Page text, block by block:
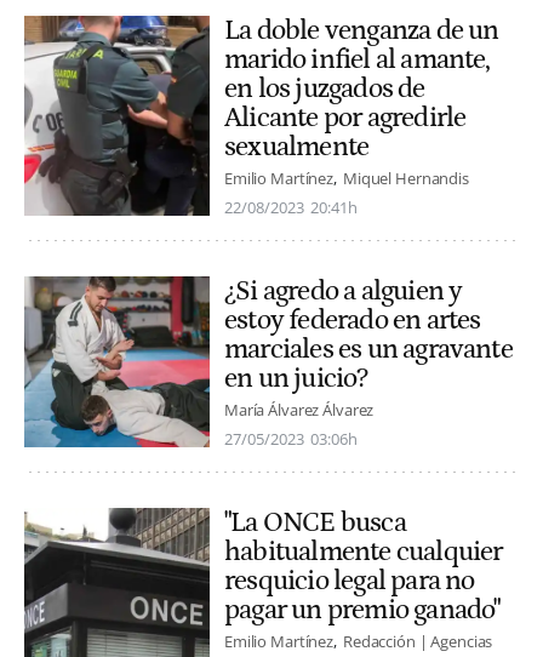
La doble venganza de un
marido infiel al amante,
en los juzgados de
Alicante por agredirle
sexualmente
Emilio Martínez Miquel Hernandis
22/08/2023 20:41h
¿Si agredo a alguien y
estoy federado en artes
marciales es un agravante
en un juicio?
María Álvarez Álvarez
27/05/2023 03:06h
"La ONCE busca
habitualmente cualquier
resquicio legal para no
pagar un premio ganado"
Emilio Martínez Redacción | Agencias